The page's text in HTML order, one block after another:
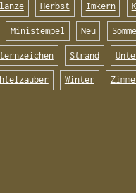
Herbst Imkern
Ministempel Neu
Strand
Winter